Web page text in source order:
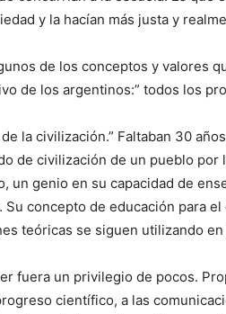
y la hacían más justa y
de los conceptos y valores
de los argentinos:” todos los
la civilización.” Faltaban 30
de civilización de un pueblo por
un genio en su capacidad de
concepto de educación para
teóricas se siguen utilizando en
fuera un privilegio de pocos.
científico, a las